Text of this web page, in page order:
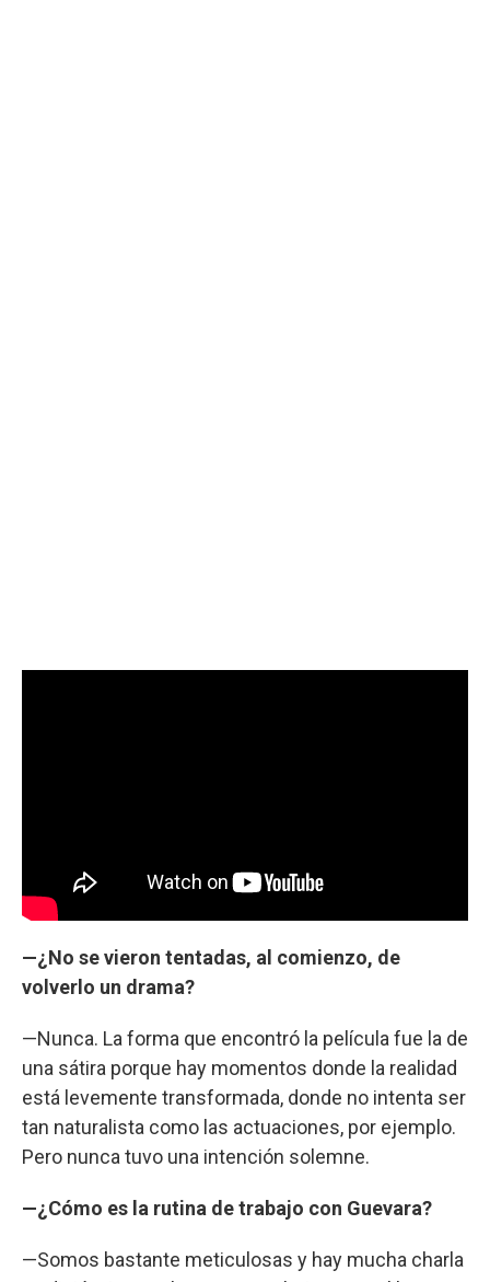
—¿No se vieron tentadas, al comienzo, de
volverlo un drama?
—Nunca. La forma que encontró la película fue la de
una sátira porque hay momentos donde la realidad
está levemente transformada, donde no intenta ser
tan naturalista como las actuaciones, por ejemplo.
Pero nunca tuvo una intención solemne.
—¿Cómo es la rutina de trabajo con Guevara?
—Somos bastante meticulosas y hay mucha charla